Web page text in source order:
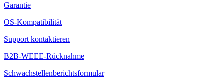
Garantie
OS-Kompatibilität
Support kontaktieren
B2B-WEEE-Rücknahme
Schwachstellenberichtsformular